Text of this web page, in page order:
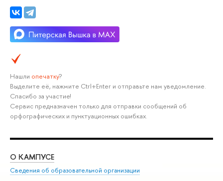
Нашли опечатку?
Выделите её, нажмите Ctrl+Enter и отправьте нам уведомление.
Спасибо за участие!
Сервис предназначен только для отправки сообщений об
орфографических и пунктуационных ошибках.
О КАМПУСЕ
Сведения об образовательной организации